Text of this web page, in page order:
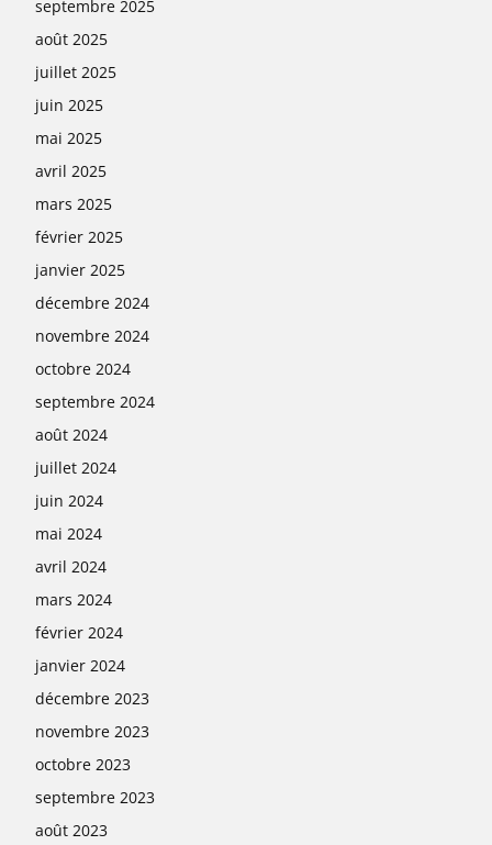
septembre 2025
août 2025
juillet 2025
juin 2025
mai 2025
avril 2025
mars 2025
février 2025
janvier 2025
décembre 2024
novembre 2024
octobre 2024
septembre 2024
août 2024
juillet 2024
juin 2024
mai 2024
avril 2024
mars 2024
février 2024
janvier 2024
décembre 2023
novembre 2023
octobre 2023
septembre 2023
août 2023